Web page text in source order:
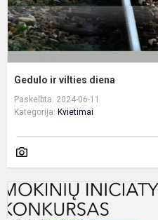
Gedulo ir vilties diena
Paskelbta: 2024-06-11
Kategorija: Kvietimai